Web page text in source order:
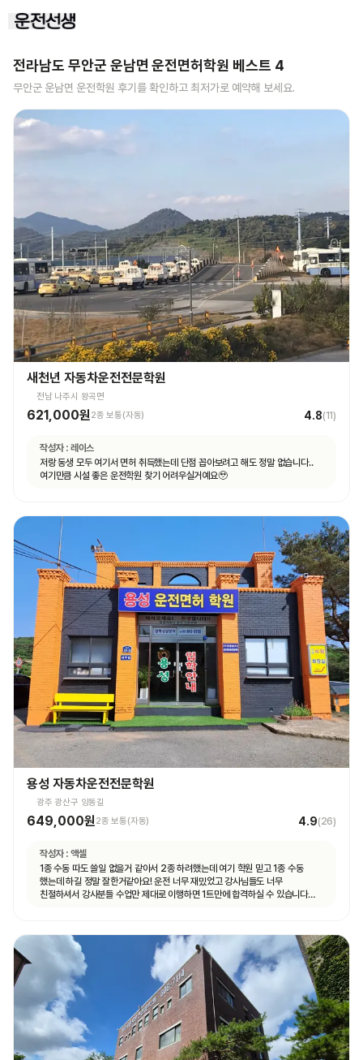
전라남도 무안군 운남면 운전면허학원 베스트 4
무안군 운남면 운전학원 후기를 확인하고 최저가로 예약해 보세요.
새천년 자동차운전전문학원
전남 나주시 왕곡면
621,000원 2종 보통(자동) 4.8(11)
작성자 : 레이스
저랑 동생 모두 여기서 면허 취득했는데 단점 꼽아보려고 해도 정말 없습니다..
여기만큼 시설 좋은 운전학원 찾기 어려우실거예요🥹
용성 자동차운전전문학원
광주 광산구 양동길
649,000원2종 보통(자동) 4.9(26)
작성자 : 액셀
1종 수동 따도 쓸일 없을거 같아서 2종 하려했는데 여기 학원 믿고 1종 수동
했는데 하길 정말 잘한거같아요! 운전 너무 재밌었고 강사님들도 너무
친절하셔서 강사분들 수업만 제대로 이행하면 1트만에 합격하실 수 있습니다